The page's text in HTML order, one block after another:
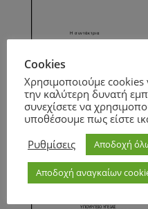
Page1/1
Page 1 /8
Cookies
Χρησιμοποιούμε
την καλύτερη δυνατή
συνεχίσετε να
υποθέσουμε πως είστε
Ρυθμίσεις
Αποδοχή
Αποδοχή αναγκαίων